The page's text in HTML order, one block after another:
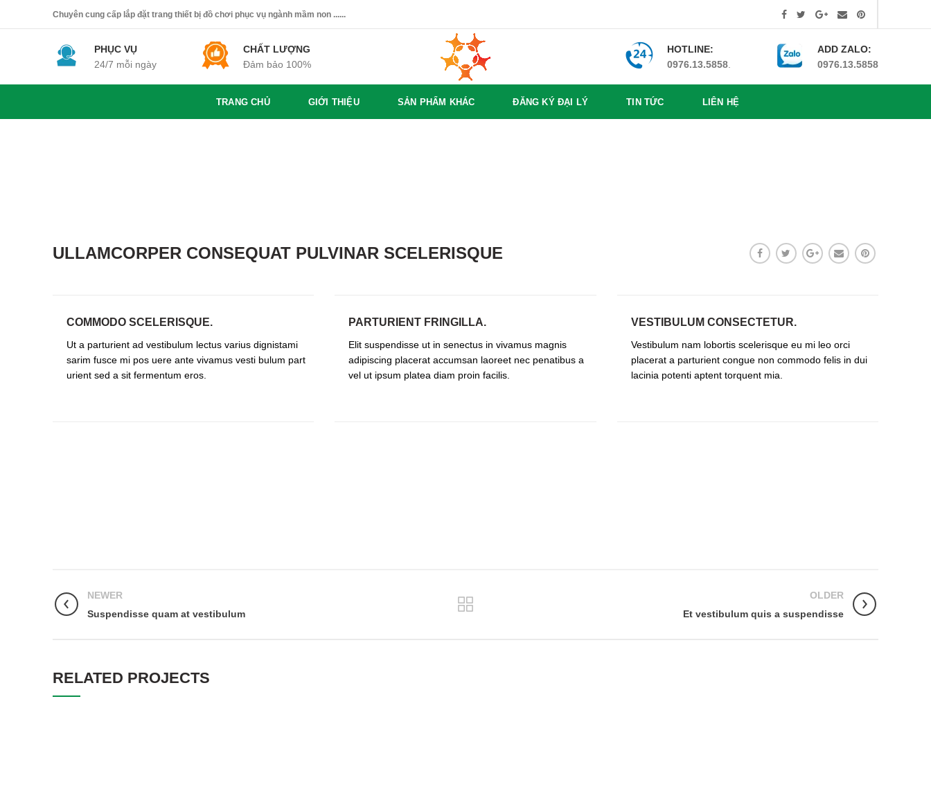
Chuyên cung cấp lắp đặt trang thiết bị đồ chơi phục vụ ngành mầm non ......
PHỤC VỤ
24/7 mỗi ngày
CHẤT LƯỢNG
Đảm bảo 100%
HOTLINE:
0976.13.5858
ADD ZALO:
0976.13.5858
TRANG CHỦ GIỚI THIỆU SẢN PHẨM KHÁC ĐĂNG KÝ ĐẠI LÝ TIN TỨC LIÊN HỆ
ULLAMCORPER CONSEQUAT PULVINAR SCELERISQUE
COMMODO SCELERISQUE.
Ut a parturient ad vestibulum lectus varius dignistami
sarim fusce mi pos uere ante vivamus vesti bulum part
urient sed a sit fermentum eros.
PARTURIENT FRINGILLA.
Elit suspendisse ut in senectus in vivamus magnis
adipiscing placerat accumsan laoreet nec penatibus a
vel ut ipsum platea diam proin facilis.
VESTIBULUM CONSECTETUR.
Vestibulum nam lobortis scelerisque eu mi leo orci
placerat a parturient congue non commodo felis in dui
lacinia potenti aptent torquent mia.
NEWER
Suspendisse quam at vestibulum
OLDER
Et vestibulum quis a suspendisse
RELATED PROJECTS